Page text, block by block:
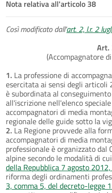
Nota relativa all'articolo 38
Così modificato dall'art. 2, l.r. 2
Art.
(Accompagnatore
1. La professione di
esercitata ai sensi degli articoli
è subordinata al
all'iscrizione nell'elenco
accompagnatori di media
regionale delle guide sotto la
2. La Regione provvede alla
accompagnatori di media
professionale è organizzato dal
alpine secondo le modalità di
della Repubblica 7 agosto
riforma degli ordinamenti
3, comma 5, del decreto-legge